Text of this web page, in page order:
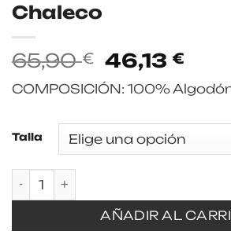
Chaleco
65,90€
El
precio
original
65,90 €.
46,13 €
COMPOSICIÓN: 100%
Talla
Chaleco cantidad
AÑADIR AL